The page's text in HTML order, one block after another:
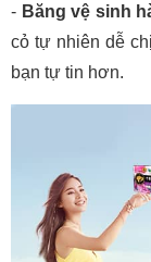
- Băng vệ sinh
cỏ tự nhiên dễ
bạn tự tin hơn.